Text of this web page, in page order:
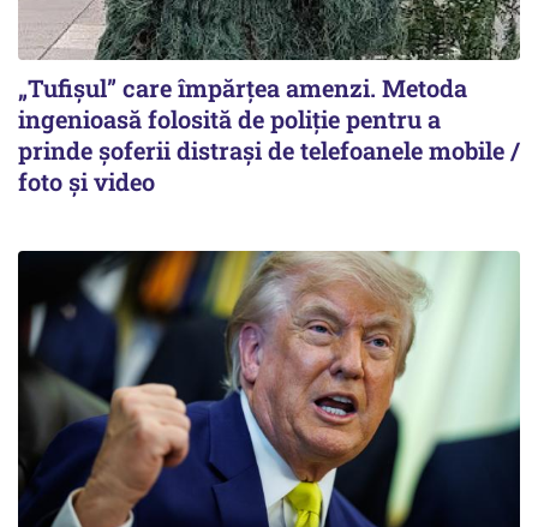
„Tufișul” care împărțea amenzi. Metoda
ingenioasă folosită de poliție pentru a
prinde șoferii distrași de telefoanele mobile /
foto și video